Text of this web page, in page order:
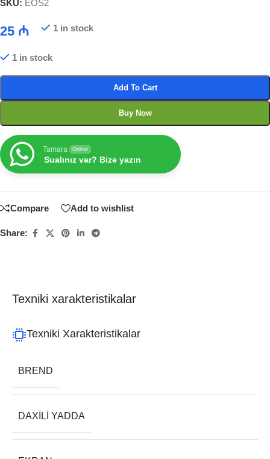
SKU: EOS2
25 ₼ 1 in stock
1 in stock
Add To Cart
Buy Now
Tamara Online
Sualınız var? Bizə yazın
Compare Add to wishlist
Share:
Texniki xarakteristikalar
Texniki Xarakteristikalar
BREND
DAXILI YADDA